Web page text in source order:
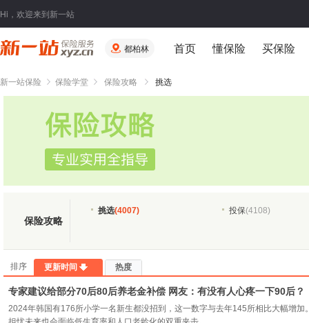
Hi，欢迎来到新一站
都柏林 首页 懂保险 买保险
新一站保险 保险学堂 保险攻略 挑选
保险攻略
挑选(4007) 投保(4108)
排序 更新时间 热度
专家建议给部分70后80后养老金补偿 网友：有没有人心疼一下90后？
2024年韩国有176所小学一名新生都没招到，这一数字与去年145所相比大幅增